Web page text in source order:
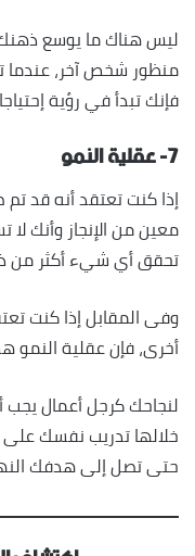
ليس هناك ما يوسع
منظور شخص آخر، عندما
فإنك تبدأ في رؤية
٧- عقلية النمو
إذا كنت تعتقد أنه قد
معين من الإنجاز وأنك
تحقق أي شيء أكثر من
وفى المقابل إذا كنت
أخرى، فإن عقلية
لنجاحك كرجل أعمال يجب
خلالها تدريب نفسك
حتى تصل إلى هدفك